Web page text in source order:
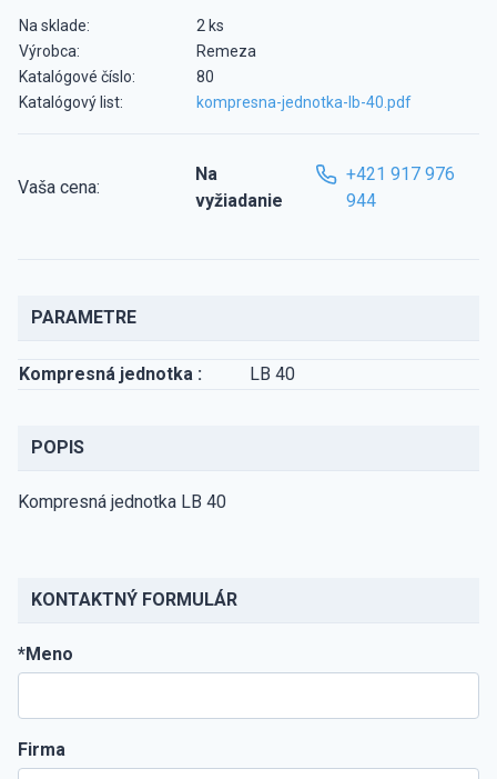
Na sklade:
2 ks
Výrobca:
Remeza
Katalógové číslo:
80
Katalógový list:
kompresna-jednotka-lb-40.pdf
Vaša cena:
Na
vyžiadanie
+421 917 976
944
PARAMETRE
Kompresná jednotka : LB 40
POPIS
Kompresná jednotka LB 40
KONTAKTNÝ FORMULÁR
*Meno
Firma